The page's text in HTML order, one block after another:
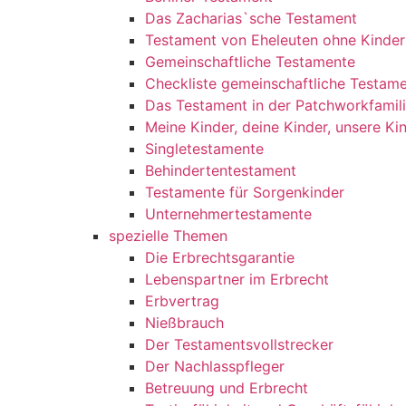
Das Zacharias`sche Testament
Testament von Eheleuten ohne Kinder
Gemeinschaftliche Testamente
Checkliste gemeinschaftliche
Das Testament in der
Meine Kinder, deine Kinder, unsere
Singletestamente
Behindertentestament
Testamente für Sorgenkinder
Unternehmertestamente
spezielle Themen
Die Erbrechtsgarantie
Lebenspartner im Erbrecht
Erbvertrag
Nießbrauch
Der Testamentsvollstrecker
Der Nachlasspfleger
Betreuung und Erbrecht